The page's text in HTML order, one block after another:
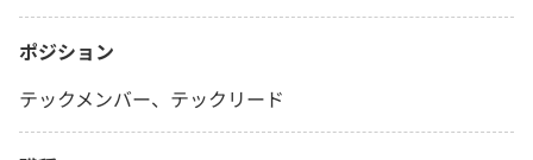
ポジション
テックメンバー、テックリード